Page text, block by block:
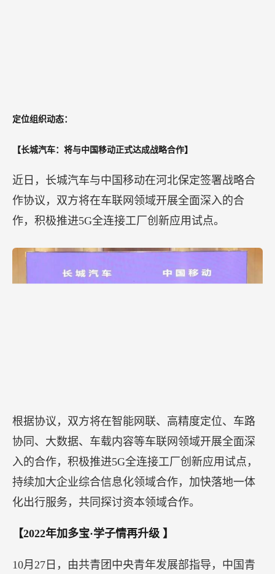
定位组织动态：
【长城汽车：将与中国移动正式达成战略合作】
近日，长城汽车与中国移动在河北保定签署战略合
作协议，双方将在车联网领域开展全面深入的合
作，积极推进5G全连接工厂创新应用试点。
根据协议，双方将在智能网联、高精度定位、车路
协同、大数据、车载内容等车联网领域开展全面深
入的合作，积极推进5G全连接工厂创新应用试点，
持续加大企业综合信息化领域合作，加快落地一体
化出行服务，共同探讨资本领域合作。
【2022年加多宝·学子情再升级 】
10月27日，由共青团中央青年发展部指导，中国青